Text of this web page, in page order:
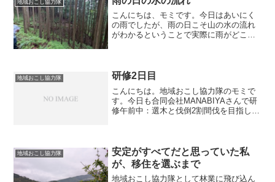
地域おこし協力隊
こんにちは、モミです。今日はあいにく
の雨でしたが、雨の日こそ山の水の流れ
がわかるということで実際に雨がどこを
を変えるために水切り溝を...
地域おこし協力隊 研修2日目
こんにちは。地域おこし協力隊のモミで
す。今日も合同会社MANABIYAさんで研
修午前中：選木と伐倒2割間伐を目指した
が悪い『前後２本...
地域おこし協力隊
安定がすべてだと思っていた私
が、移住を選ぶまで
地域おこし協力隊として林業に飛び込ん